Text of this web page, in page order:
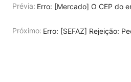
Prévia:
Próximo: